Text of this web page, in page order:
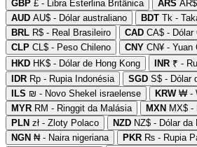
GBP £ - Libra Esterlina Britânica ARS
AUD AU$ - Dólar australiano BDT Tk -
BRL R$ - Real Brasileiro CAD CA$ - Dólar
CLP CL$ - Peso Chileno CNY CN¥ - Yuan
HKD HK$ - Dólar de Hong Kong INR ₹ -
IDR Rp - Rupia Indonésia SGD S$ - Dólar
ILS ₪ - Novo Shekel israelense KRW₩ -
MYR RM - Ringgit da Malásia MXN MX$ -
PLN zł - Zloty Polaco NZD NZ$ - Dólar da
NGN ₦ - Naira nigeriana PKR ₨ - Rupia